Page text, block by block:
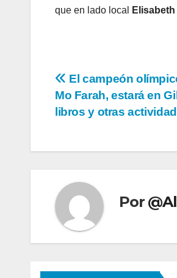
que en lado local
Navegación
de
El campeón
Mo Farah, estará en
libros y otras
Por